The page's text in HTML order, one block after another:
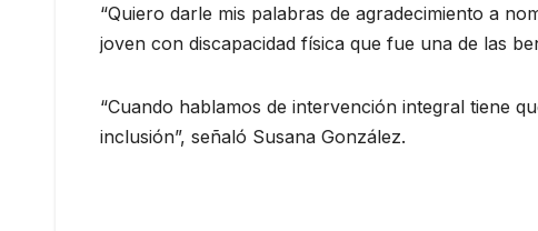
“Quiero darle mis palabras de agradecimiento a
joven con discapacidad física que fue una de las
“Cuando hablamos de intervención integral tiene
inclusión”, señaló Susana González.